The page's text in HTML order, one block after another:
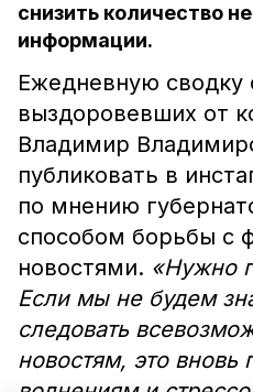
снизить количество
информации.
Ежедневную сводку
выздоровевших от
Владимир
публиковать в
по мнению
способом борьбы с
новостями. «Нужно
Если мы не будем
следовать
новостям, это вновь